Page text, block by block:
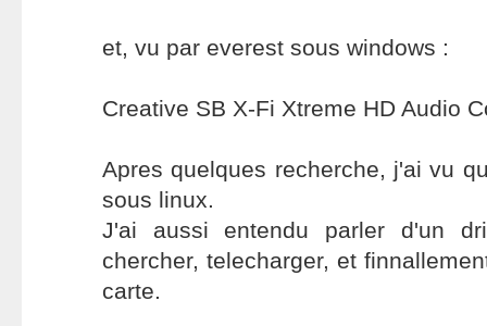
et, vu par everest sous windows :
Creative SB X-Fi Xtreme HD Audio
Apres quelques recherche, j'ai vu
sous linux.
J'ai aussi entendu parler d'un
chercher, telecharger, et
carte.